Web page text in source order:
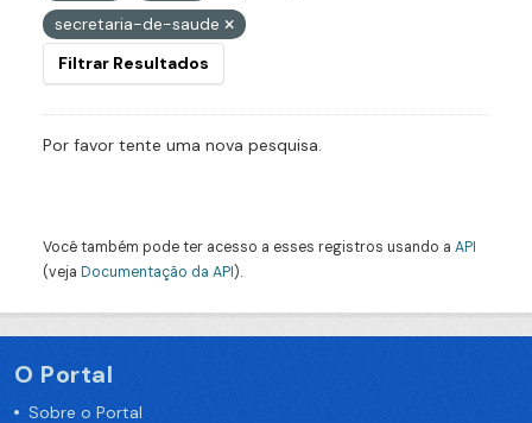
secretaria-de-saude
Filtrar Resultados
Por favor tente uma nova pesquisa.
Você também pode ter acesso a esses registros usando a API
(veja Documentação da API).
O Portal
Sobre o Portal